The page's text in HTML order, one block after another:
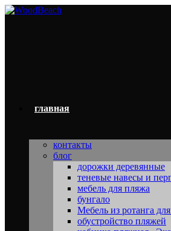
Перейти
главная
контакты
блог
дорожки деревянные
теневые навесы и
мебель для пляжа
бунгало
Мебель из ротанга
обустройство пляжей